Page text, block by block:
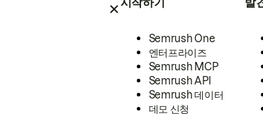
Semrush One
엔터프라이즈
Semrush MCP
Semrush API
Semrush 데이터
데모 신청